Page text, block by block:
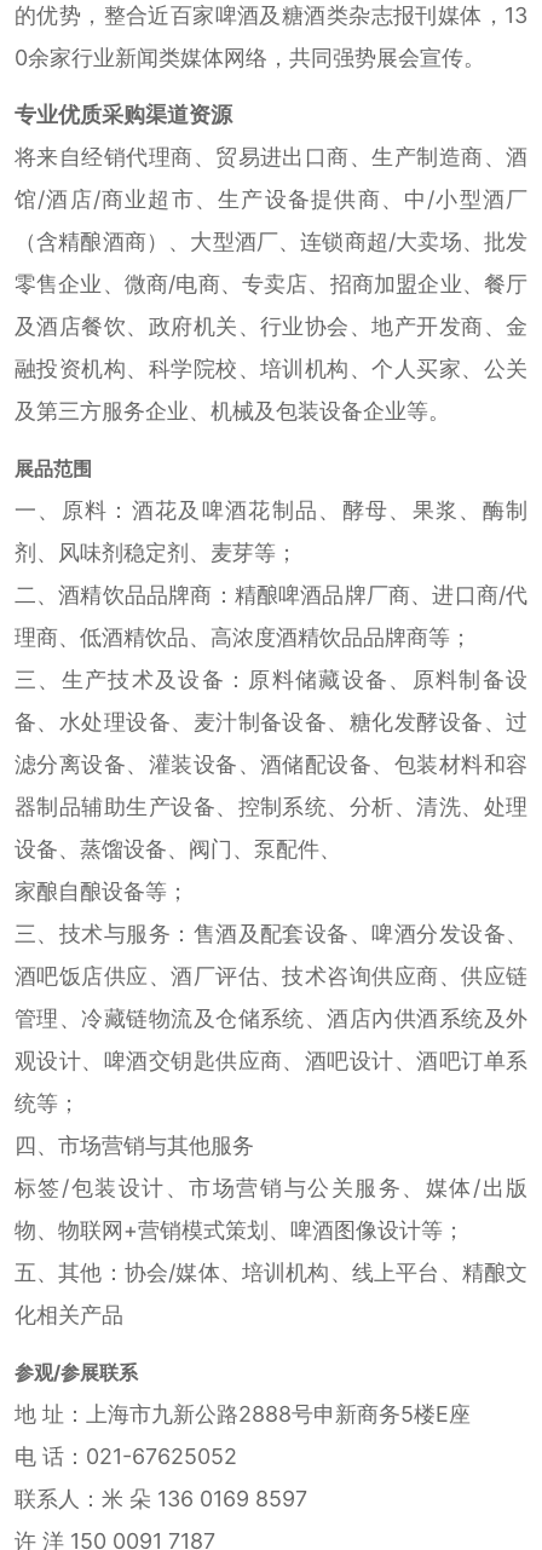
的优势，整合近百家啤酒及糖酒类杂志报刊媒体，13
0余家行业新闻类媒体网络，共同强势展会宣传。
专业优质采购渠道资源
将来自经销代理商、贸易进出口商、生产制造商、酒
馆/酒店/商业超市、生产设备提供商、中/小型酒厂
（含精酿酒商）、大型酒厂、连锁商超/大卖场、批发
零售企业、微商/电商、专卖店、招商加盟企业、餐厅
及酒店餐饮、政府机关、行业协会、地产开发商、金
融投资机构、科学院校、培训机构、个人买家、公关
及第三方服务企业、机械及包装设备企业等。
展品范围
一、原料：酒花及啤酒花制品、酵母、果浆、酶制
剂、风味剂稳定剂、麦芽等；
二、酒精饮品品牌商：精酿啤酒品牌厂商、进口商/代
理商、低酒精饮品、高浓度酒精饮品品牌商等；
三、生产技术及设备：原料储藏设备、原料制备设
备、水处理设备、麦汁制备设备、糖化发酵设备、过
滤分离设备、灌装设备、酒储配设备、包装材料和容
器制品辅助生产设备、控制系统、分析、清洗、处理
设备、蒸馏设备、阀门、泵配件、
家酿自酿设备等；
三、技术与服务：售酒及配套设备、啤酒分发设备、
酒吧饭店供应、酒厂评估、技术咨询供应商、供应链
管理、冷藏链物流及仓储系统、酒店內供酒系统及外
观设计、啤酒交钥匙供应商、酒吧设计、酒吧订单系
统等；
四、市场营销与其他服务
标签/包装设计、市场营销与公关服务、媒体/出版
物、物联网+营销模式策划、啤酒图像设计等；
五、其他：协会/媒体、培训机构、线上平台、精酿文
化相关产品
参观/参展联系
地 址：上海市九新公路2888号申新商务5楼E座
电 话：021-67625052
联系人：米 朵 136 0169 8597
许 洋 150 0091 7187